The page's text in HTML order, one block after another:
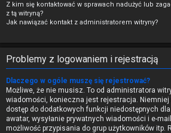
Z kim się kontaktować w sprawach nadużyć lub
z tą witryną?
Jak nawiązać kontakt z administratorem witryny?
Problemy z logowaniem i rejestracją
Dlaczego w ogóle muszę się rejestrować?
Możliwe, że nie musisz. To od administratora
wiadomości, konieczna jest rejestracja.
dostęp do dodatkowych funkcji niedostępnych
awatar, wysyłanie prywatnych wiadomości i e-
możliwość przypisania do grup użytkowników itp.